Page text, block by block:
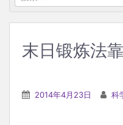
索：
末日锻炼法
2014年4月23日 科